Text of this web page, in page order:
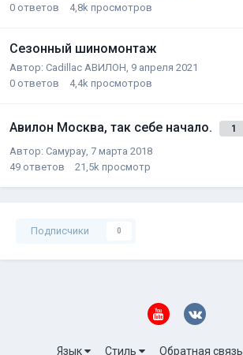
0 ответов 4,8k просмотров
Сезонный шиномонтаж
Автор: Cadillac АВИЛОН 9 апреля 2021
0 ответов 4,4k просмотров
Авилон Москва, так себе начало. 1
Автор: Самурау 7 марта 2018
49 ответов 21,5k просмотр
Подписчики 0
Язык Стиль Обратная связь